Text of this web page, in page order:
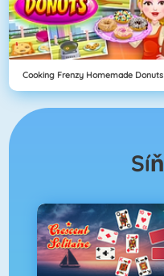
Cooking Frenzy Homemade Donuts
Síň